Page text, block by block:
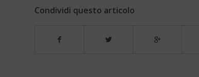
Condividi questo articolo